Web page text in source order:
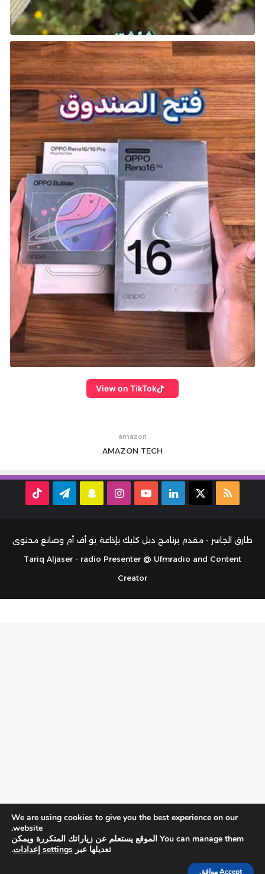
View on TikTok
amazon
AMAZON TECH
ملخص
RSS
لينكدإن ‫YouTubeانستقرامسناب تيلقرام
طارق الجاسر - مقدم برنامج دبل كليك بإذاعة يو أف أم وصانع محتوى
Tariq Aljaser - radio Presenter @ Ufmradio and Content
Creator
We are using cookies to give you the best experience on our
website.
You can manage them الموقع يستعلم عن زياراتك المتكررة ويمكن
تعديلها عبر settings إعدادات .
Accept موافق